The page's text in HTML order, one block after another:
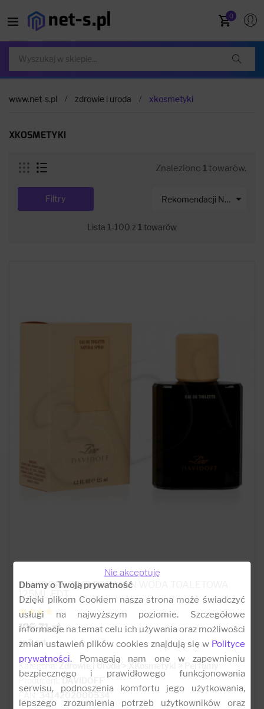
0
www.net-s.pl zdrowie i uroda xkosmetyki
XKOSMETYKI
Znaleziono 1 towarów.
Rekomendacji Net-s 
Filtry
Lista 1-100 z 1 towarów
DAVIDOFF ZINO FOR MAN WODA TOALETOWA
125ML EDT
106.71 zł
za 1 szt
Kategoria:
Zdrowie i Uroda > XKosmetyki > Perfumy
Producent:
DAVIDOFF
3414202000534
Nie akceptuję
Dbamy o Twoją prywatność
Dzięki plikom Cookiem nasza strona może świadczyć
usługi na najwyższym poziomie. Szczegółowe
informacje na temat celu ich używania oraz możliwości
zmian ustawień plików cookies znajdują się w Polityce
prywatności. Pomagają nam one w zapewnieniu
bezpiecznego i prawidłowego funkcjonowania
serwisu, podnoszenia komfortu jego użytkowania,
lepszego zrozumienia potrzeb użytkowników oraz